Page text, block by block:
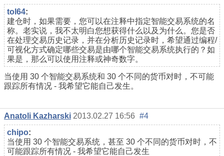
tol64:
建仓时，如果需要，您可以在注释中指定智能交易系统的名
称。老实说，我不太明白您想获得什么以及为什么。您是否
在处理交易历史记录，并在分析历史记录时，希望通过编程/
可视化方式确定哪些交易是由哪个智能交易系统执行的？如
果是，那么可以使用注释或神奇数字。
当使用 30 个智能交易系统和 30 个不同的货币对时，不可能
跟踪所有情况 - 我希望它能自己发生。
Anatoli Kazharski 2013.02.27 16:56 #4
chipo:
当使用 30 个智能交易系统，甚至 30 个不同的货币对时，不
可能跟踪所有情况 - 我希望它能自己发生